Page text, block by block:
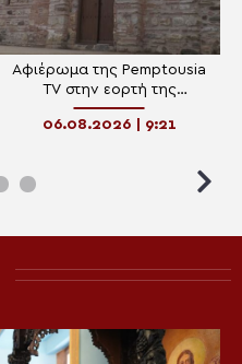
Αφιέρωμα της Pemptousia
TV στην εορτή της
Μεταμορφώσεως του
Σωτήρος
06.08.2026 | 9:21